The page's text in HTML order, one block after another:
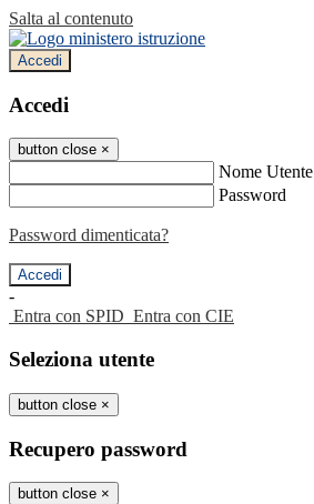
Salta al contenuto
Accedi
Accedi
button close ×
Nome Utente
Password
Password dimenticata?
-
Entra con SPID Entra con CIE
Seleziona utente
button close ×
Recupero password
button close ×